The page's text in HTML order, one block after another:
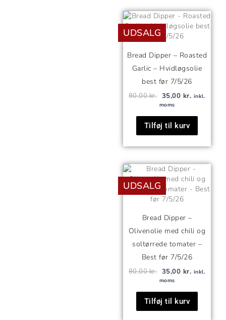
UDSALG
Bread Dipper – Roasted
Garlic – Hvidløgsolie
best før 7/5/26
90,00kr.
Den
oprindelige
pris
var:
35,00 kr.
Den
aktuelle
inkl.
moms
Tilføj til kurv
UDSALG
Bread Dipper –
Olivenolie med chili og
soltørrede tomater –
Best før 7/5/26
90,00kr.
Den
oprindelige
pris
var:
90,00 kr..
35,00 kr.
Den
aktuelle
pris
er:
inkl.
moms
Tilføj til kurv